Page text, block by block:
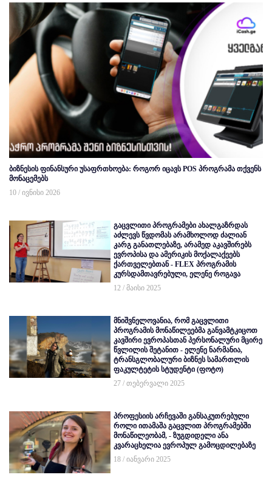
ბიზნესის ფინანსური უსაფრთხოება: როგორ იცავს POS პროგრამა თქვენს
მონაცემებს
10 / ივნისი 2026
გაცვლითი პროგრამები ახალგაზრდას
აძლევს წვდომას არამხოლოდ ძალიან
კარგ განათლებაზე, არამედ აკავშირებს
ევროპისა და ამერიკის მოქალაქეებს
ქართველებთან - FLEX პროგრამის
კურსდამთავრებული, ელენე როგავა
12 / მაისი 2025
მნიშვნელოვანია, რომ გაცვლითი
პროგრამის მონაწილეებმა განვამტკიცოთ
კავშირი ევროპასთან პერსონალური მცირე
წვლილის შეტანით - ელენე ნარმანია,
ტრანსგლობალური ბიზნეს სამართლის
ფაკულტეტის სტუდენტი (ფოტო)
27 / თებერვალი 2025
პროფესიის არჩევაში განსაკუთრებული
როლი ითამაშა გაცვლით პროგრამებში
მონაწილეობამ, - ზუგდიდელი ანა
კვარაცხელია ევროპულ გამოცდილებაზე
18 / იანვარი 2025